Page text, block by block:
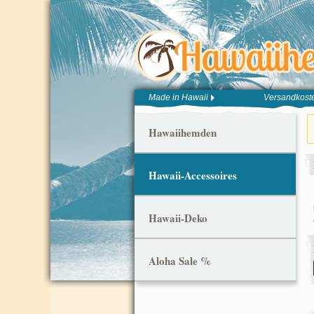
Made in Hawaii
Hawaiihemden
Hawaii-Accessoires
Hawaii-Deko
Aloha Sale %